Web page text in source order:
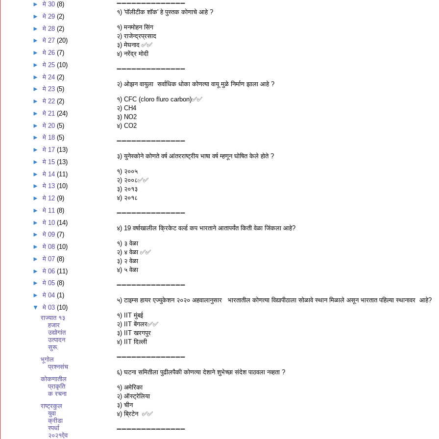
➖➖➖➖➖➖➖➖➖➖➖➖➖➖
१) 'पॉलीटीक शॉक' हे पुस्तक कोणाचे आहे ?
१) मनमोहन सिंग
२) राजेन्द्रप्रसाद
३) मेघनाद ✅✅
४) नरेंद्र मोदी
➖➖➖➖➖➖➖➖➖➖➖➖➖➖
२) ओझन वायुला सर्वाधिक धोका कोणत्या वायू मुळे निर्माण झाला आहे ?
१) CFC (cloro fluro carbon)✅✅
२) CH4
३) NO2
४) CO2
➖➖➖➖➖➖➖➖➖➖➖➖➖➖
३) युनेस्कोने कोणते वर्ष आंतरराष्ट्रीय भाषा वर्ष म्हणून घोषित केले होते ?
१) २००५
२) २००८✅✅
३) २०१३
४) २०१८
➖➖➖➖➖➖➖➖➖➖➖➖➖➖
४) 19 वर्षाखालील क्रिकेट वर्ल्ड कप भारताने आतापर्यंत किती वेळा जिंकला आहे?
१) ३ वेळा
२) ४ वेळा ✅✅
३) २ वेळा
४) ५ वेळा
➖➖➖➖➖➖➖➖➖➖➖➖➖➖
५) टाइम्स हायर एज्युकेशन २०२० अहवालानुसार भारतातील कोणत्या विद्यापीठाला सोळावे स्थान मिळाले असून भारतात पहिल्या स्थानावर आहे?
१)‍ IIT मुंबई
२) IIT बेंगलर✅✅
३) IIT खरगपुर
४) IIT दिल्ली
➖➖➖➖➖➖➖➖➖➖➖➖➖➖
६) घटना समितीला पुढीलपैकी कोणत्या देशाने शुभेच्छा संदेश पाठवला नव्हता ?
१) अमेरिका
२) ऑस्ट्रेलिया
३) चीन
४) ब्रिटेन ✅✅
➖➖➖➖➖➖➖➖➖➖➖➖➖➖
►मे 30(8)
►मे 29(2)
►मे 28(2)
►मे 27(20)
►मे 26(7)
►मे 25(10)
►मे 24(2)
►मे 23(5)
►मे 22(2)
►मे 21(24)
►मे 20(5)
►मे 18(5)
►मे 17(13)
►मे 15(13)
►मे 14(11)
►मे 13(10)
►मे 12(9)
►मे 11(8)
►मे 10(14)
►मे 09(7)
►मे 08(10)
►मे 07(8)
►मे 06(11)
►मे 05(8)
►मे 04(1)
▼मे 03(10)
राज्यात १३
हजार
उद्योगांत
उत्पादन
सुरू.
भूगोल
प्रश्नसंच
कोकणातील
प्राकृति
क रचना
राष्ट्रकुल
युवा
क्रीडा
स्पर्धा
२०२१ऐव